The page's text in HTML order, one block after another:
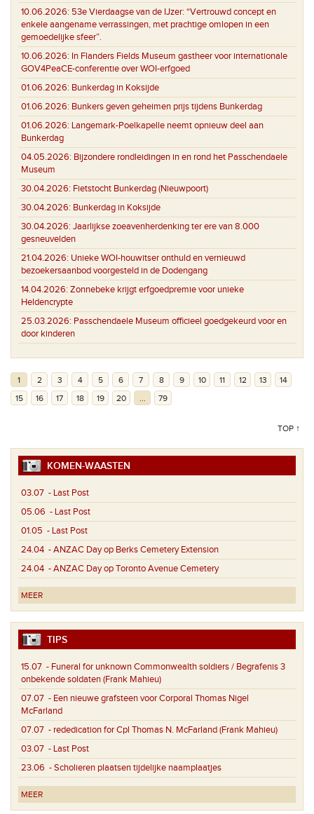
10.06.2026: 53e Vierdaagse van de IJzer: “Vertrouwd concept en
enkele aangename verrassingen, met prachtige omlopen in een
gemoedelijke sfeer”.
10.06.2026: In Flanders Fields Museum gastheer voor internationale
GOV4PeaCE-conferentie over WOI-erfgoed
01.06.2026: Bunkerdag in Koksijde
01.06.2026: Bunkers geven geheimen prijs tijdens Bunkerdag
01.06.2026: Langemark-Poelkapelle neemt opnieuw deel aan
Bunkerdag
04.05.2026: Bijzondere rondleidingen in en rond het Passchendaele
Museum
30.04.2026: Fietstocht Bunkerdag (Nieuwpoort)
30.04.2026: Bunkerdag in Koksijde
30.04.2026: Jaarlijkse zoeavenherdenking ter ere van 8.000
gesneuvelden
21.04.2026: Unieke WOI-houwitser onthuld en vernieuwd
bezoekersaanbod voorgesteld in de Dodengang
14.04.2026: Zonnebeke krijgt erfgoedpremie voor unieke
Heldencrypte
25.03.2026: Passchendaele Museum officieel goedgekeurd voor en
door kinderen
1 2 3 4 5 6 7 8 9 10 11 12 13
14
15
16 17 18 19 20 79
TOP ↑
KOMEN-WAASTEN
03.07 - Last Post
05.06 - Last Post
01.05 - Last Post
24.04 - ANZAC Day op Berks Cemetery Extension
24.04 - ANZAC Day op Toronto Avenue Cemetery
MEER
TIPS
15.07 - Funeral for unknown Commonwealth soldiers / Begrafenis 3
onbekende soldaten (Frank Mahieu)
07.07 - Een nieuwe grafsteen voor Corporal Thomas Nigel
McFarland
07.07 - rededication for Cpl Thomas N. McFarland (Frank Mahieu)
03.07 - Last Post
23.06 - Scholieren plaatsen tijdelijke naamplaatjes
MEER